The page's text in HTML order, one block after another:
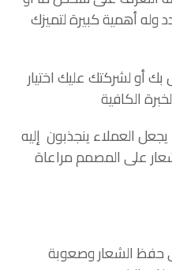
أهمية كبيرة لتميزك
أو لشركتك عليك اختيار
الكافية
العملاء ينجذبون إليه
على المصمم مراعاة
حفظ الشعار وصعوبة